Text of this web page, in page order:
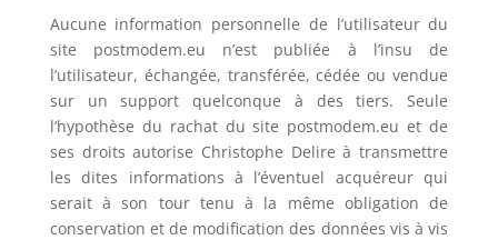
Aucune information personnelle de l’utilisateur du
site postmodem.eu n’est publiée à l’insu de
l’utilisateur, échangée, transférée, cédée ou vendue
sur un support quelconque à des tiers. Seule
l’hypothèse du rachat du site postmodem.eu et de
ses droits autorise Christophe Delire à transmettre
les dites informations à l’éventuel acquéreur qui
serait à son tour tenu à la même obligation de
conservation et de modification des données vis à vis